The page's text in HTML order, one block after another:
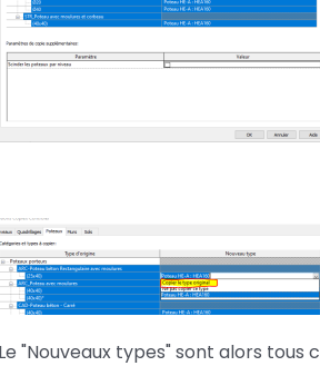
Le "Nouveaux types" sont alors tous